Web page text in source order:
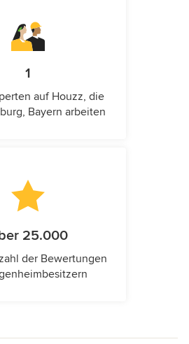
1
auf Houzz, die
Bayern arbeiten
25.000
der Bewertungen